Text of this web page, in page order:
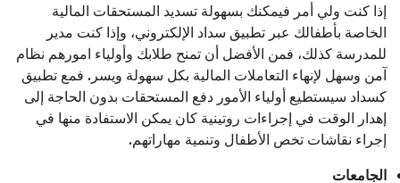
إذا كنت ولي أمر فيمكنك بسهولة تسديد المستحقات المالية
الخاصة بأطفالك عبر تطبيق سداد الإلكتروني، وإذا كنت مدير
للمدرسة كذلك، فمن الأفضل أن تمنح طلابك وأولياء امورهم نظام
آمن وسهل لإنهاء التعاملات المالية بكل سهولة ويسر. فمع تطبيق
كسداد سيستطيع أولياء الأمور دفع المستحقات بدون الحاجة إلى
إهدار الوقت في إجراءات روتينية كان يمكن الاستفادة منها في
إجراء نقاشات تخص الأطفال وتنمية مهاراتهم.
الجامعات